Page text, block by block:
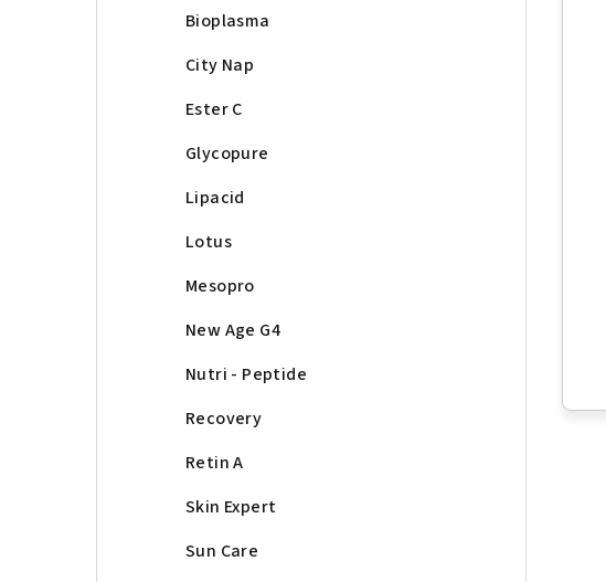
Bioplasma
City Nap
Ester C
Glycopure
Lipacid
Lotus
Mesopro
New Age G4
Nutri - Peptide
Recovery
Retin A
Skin Expert
Sun Care